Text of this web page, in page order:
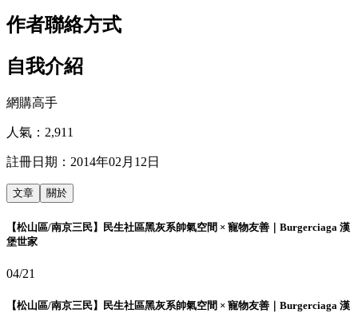
作者聯絡方式
自我介紹
網購高手
人氣： 2,911
註冊日期： 2014年02月12日
文章 關於
【松山區/南京三民】民生社區黑灰系帥氣空間 × 寵物友善｜Burgerciaga 漢
堡世家
04/21
【松山區/南京三民】民生社區黑灰系帥氣空間 × 寵物友善｜Burgerciaga 漢